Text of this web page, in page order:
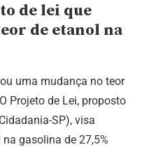
de lei que
de etanol na
uma mudança no teor
Projeto de Lei, proposto
SP), visa
gasolina de 27,5%